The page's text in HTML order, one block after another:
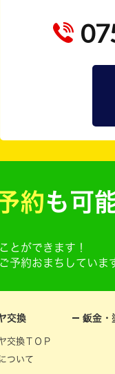
約も可
とができます！
予約おまちしていま
交換
交換ＴＯＰ
ついて
鈑金・